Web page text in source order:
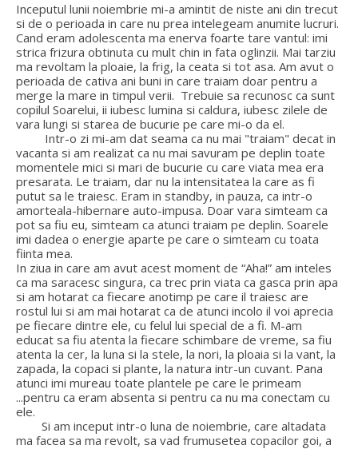
Inceputul lunii noiembrie mi-a amintit de niste ani din trecut
si de o perioada in care nu prea intelegeam anumite lucruri.
Cand eram adolescenta ma enerva foarte tare vantul: imi
strica frizura obtinuta cu mult chin in fata oglinzii. Mai tarziu
ma revoltam la ploaie, la frig, la ceata si tot asa. Am avut o
perioada de cativa ani buni in care traiam doar pentru a
merge la mare in timpul verii. Trebuie sa recunosc ca sunt
copilul Soarelui, ii iubesc lumina si caldura, iubesc zilele de
vara lungi si starea de bucurie pe care mi-o da el.
Intr-o zi mi-am dat seama ca nu mai "traiam" decat in
vacanta si am realizat ca nu mai savuram pe deplin toate
momentele mici si mari de bucurie cu care viata mea era
presarata. Le traiam, dar nu la intensitatea la care as fi
putut sa le traiesc. Eram in standby, in pauza, ca intr-o
amorteala-hibernare auto-impusa. Doar vara simteam ca
pot sa fiu eu, simteam ca atunci traiam pe deplin. Soarele
imi dadea o energie aparte pe care o simteam cu toata
fiinta mea.
In ziua in care am avut acest moment de “Aha!” am inteles
ca ma saracesc singura, ca trec prin viata ca gasca prin apa
si am hotarat ca fiecare anotimp pe care il traiesc are
rostul lui si am mai hotarat ca de atunci incolo il voi aprecia
pe fiecare dintre ele, cu felul lui special de a fi. M-am
educat sa fiu atenta la fiecare schimbare de vreme, sa fiu
atenta la cer, la luna si la stele, la nori, la ploaia si la vant, la
zapada, la copaci si plante, la natura intr-un cuvant. Pana
atunci imi mureau toate plantele pe care le primeam
...pentru ca eram absenta si pentru ca nu ma conectam cu
ele.
Si am inceput intr-o luna de noiembrie, care altadata
ma facea sa ma revolt, sa vad frumusetea copacilor goi, a